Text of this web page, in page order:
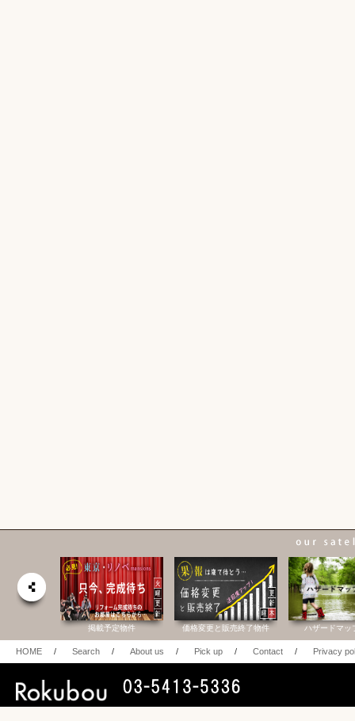
掲載予定物件 価格変更と販売終了物件 ハザードマッ
HOME / Search / About us / Pick up / Contact / Privacy